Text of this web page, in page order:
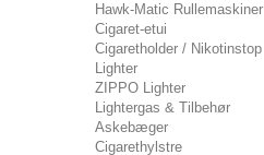
Hawk-Matic Rullemaskiner
Cigaret-etui
Cigaretholder / Nikotinstop
Lighter
ZIPPO Lighter
Lightergas & Tilbehør
Askebæger
Cigarethylstre